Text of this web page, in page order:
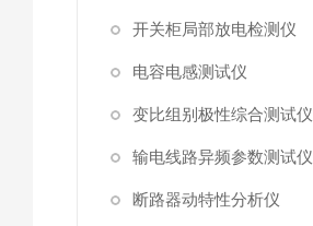
开关柜局部放电检测仪
电容电感测试仪
变比组别极性综合测试仪
输电线路异频参数测试仪
断路器动特性分析仪